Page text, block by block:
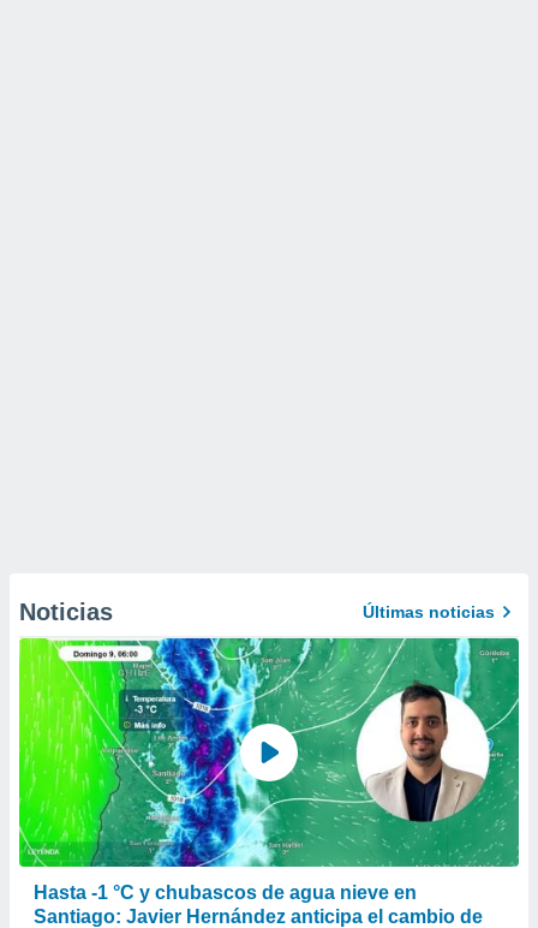
Noticias Últimas noticias
Hasta -1 °C y chubascos de agua nieve en
Santiago: Javier Hernández anticipa el cambio de